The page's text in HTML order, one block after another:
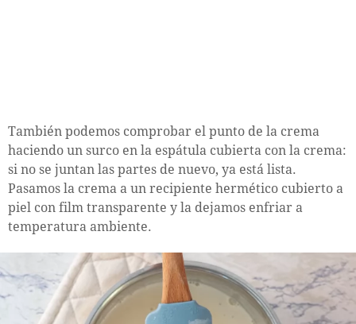
También podemos comprobar el punto de la crema
haciendo un surco en la espátula cubierta con la crema:
si no se juntan las partes de nuevo, ya está lista.
Pasamos la crema a un recipiente hermético cubierto a
piel con film transparente y la dejamos enfriar a
temperatura ambiente.